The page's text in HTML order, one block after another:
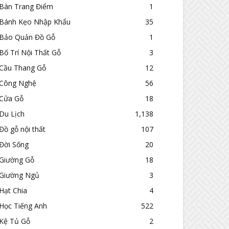
Trang Điểm
1
Kẹo Nhập Khẩu
35
Quản Đồ Gỗ
1
Trí Nội Thất Gỗ
3
Thang Gỗ
12
Nghệ
56
Gỗ
18
Lịch
1,138
gỗ nội thất
107
Sống
20
Gỗ
18
Ngủ
3
Chia
4
Tiếng Anh
522
Tủ Gỗ
2